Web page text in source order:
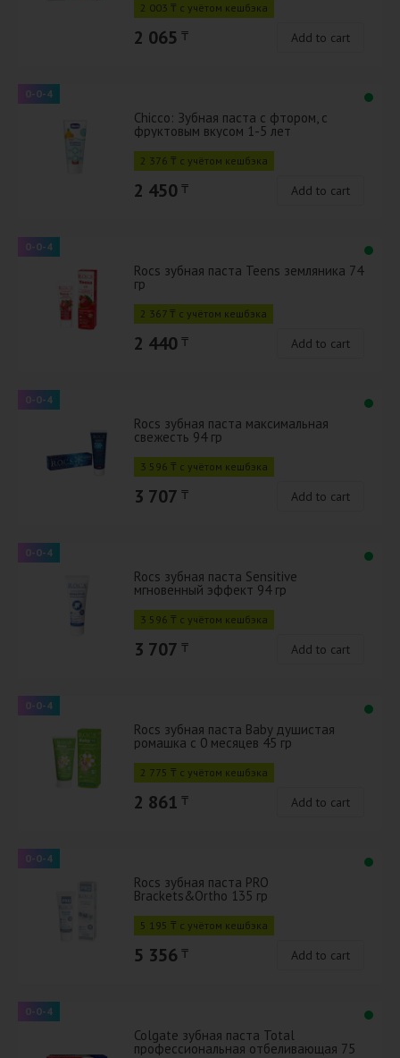
2 003 ₸ с учётом кешбэка
2 065 ₸ Add to cart
0-0-4
Chicco: Зубная паста c фтором, с
фруктовым вкусом 1-5 лет
2 376 ₸ с учётом кешбэка
2 450 ₸ Add to cart
0-0-4
Rocs зубная паста Teens земляника 74
гр
2 367 ₸ с учётом кешбэка
2 440 ₸ Add to cart
0-0-4
Rocs зубная паста максимальная
свежесть 94 гр
3 596 ₸ с учётом кешбэка
3 707 ₸ Add to cart
0-0-4
Rocs зубная паста Sensitive
мгновенный эффект 94 гр
3 596 ₸ с учётом кешбэка
3 707 ₸ Add to cart
0-0-4
Rocs зубная паста Baby душистая
ромашка с 0 месяцев 45 гр
2 775 ₸ с учётом кешбэка
2 861 ₸ Add to cart
0-0-4
Rocs зубная паста PRO
Brackets&Ortho 135 гр
5 195 ₸ с учётом кешбэка
5 356 ₸ Add to cart
0-0-4
Colgate зубная паста Total
профессиональная отбеливающая 75